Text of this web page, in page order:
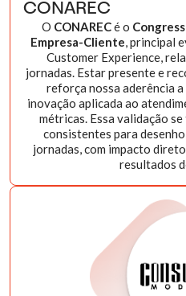
CONAREC
O CONARECé o
Empresa-Cliente, principal
Customer Experience,
jornadas. Estar presente e
reforça nossa aderência
inovação aplicada ao
métricas. Essa validação
consistentes para
jornadas, com impacto
resultados